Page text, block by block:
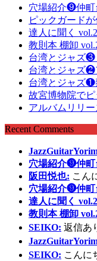
穴場紹介❾仲町
ピックガード
達人に聞く
教則本 棚卸
台湾とジャズ❸
台湾とジャズ❷
台湾とジャズ❶
故宮博物院で
アルバムリリ
Recent Comments
穴場紹介❾仲町
阪田悦也: こん
穴場紹介❾仲町
達人に聞く
教則本 棚卸
SEIKO: 返信あ
SEIKO: こんに